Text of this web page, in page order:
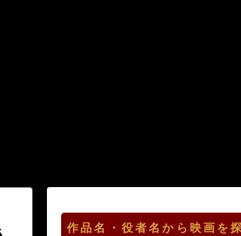
作品名・役者名から映画を